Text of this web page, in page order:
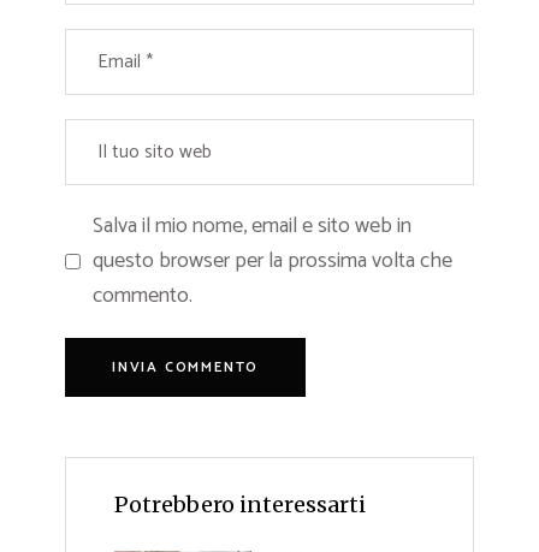
Salva il mio nome, email e sito web in
questo browser per la prossima volta che
commento.
Potrebbero interessarti